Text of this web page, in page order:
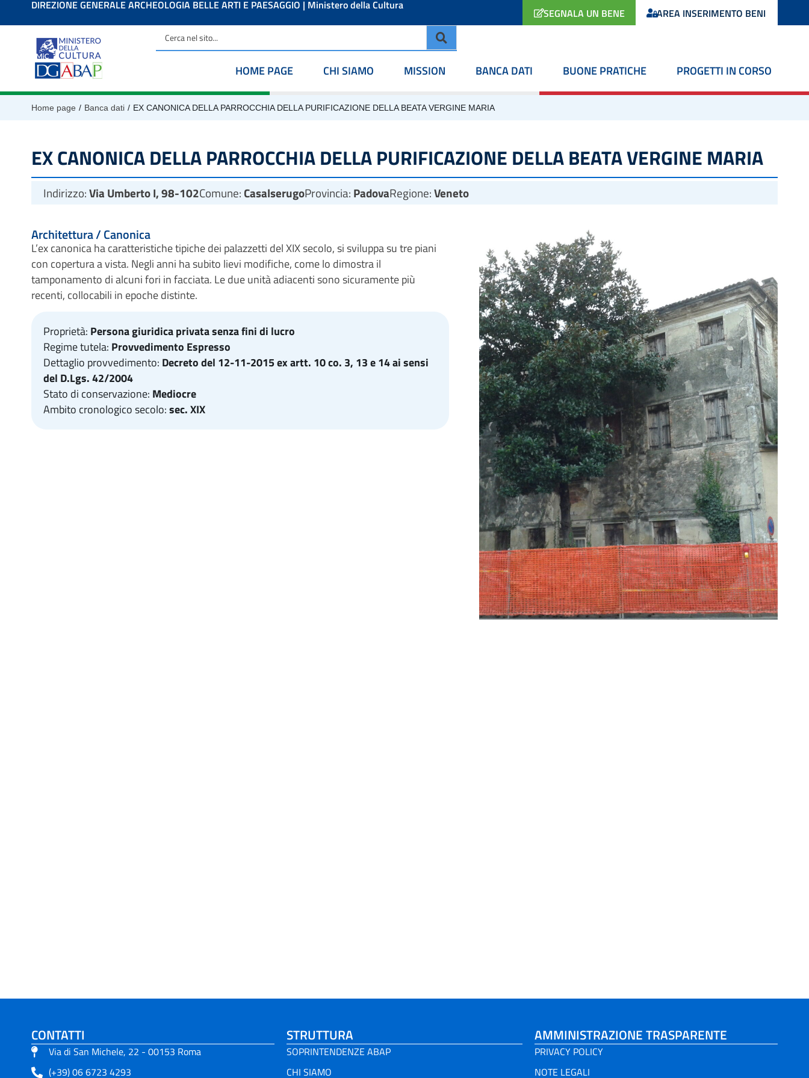
contenutoDIREZIONE GENERALE ARCHEOLOGIA BELLE ARTI E PAESAGGIO | Ministero della Cultura
SEGNALA UN BENE AREA INSERIMENTO BENI
HOME PAGE CHI SIAMO MISSION BANCA DATI BUONE PRATICHE PROGETTI IN CORSO
Home page / Banca dati / EX CANONICA DELLA PARROCCHIA DELLA PURIFICAZIONE DELLA BEATA VERGINE MARIA
EX CANONICA DELLA PARROCCHIA DELLA PURIFICAZIONE DELLA BEATA VERGINE MARIA
Indirizzo:Via Umberto I, 98-102Comune: CasalserugoProvincia: PadovaRegione:Veneto
Architettura / Canonica
L’ex canonica ha caratteristiche tipiche dei palazzetti del XIX secolo, si sviluppa su tre piani
con copertura a vista. Negli anni ha subito lievi modifiche, come lo dimostra il
tamponamento di alcuni fori in facciata. Le due unità adiacenti sono sicuramente più
recenti, collocabili in epoche distinte.
Proprietà: Persona giuridica privata senza fini di lucro
Regime tutela: Provvedimento Espresso
Dettaglio provvedimento: Decreto del 12-11-2015 ex artt. 10 co. 3, 13 e 14 ai sensi
del D.Lgs. 42/2004
Stato di conservazione: Mediocre
Ambito cronologico secolo:sec. XIX
CONTATTI
Via di San Michele, 22 - 00153 Roma
(+39) 06 6723 4293
STRUTTURA
SOPRINTENDENZE ABAP
CHI SIAMO
AMMINISTRAZIONE TRASPARENTE
PRIVACY POLICY
NOTE LEGALI